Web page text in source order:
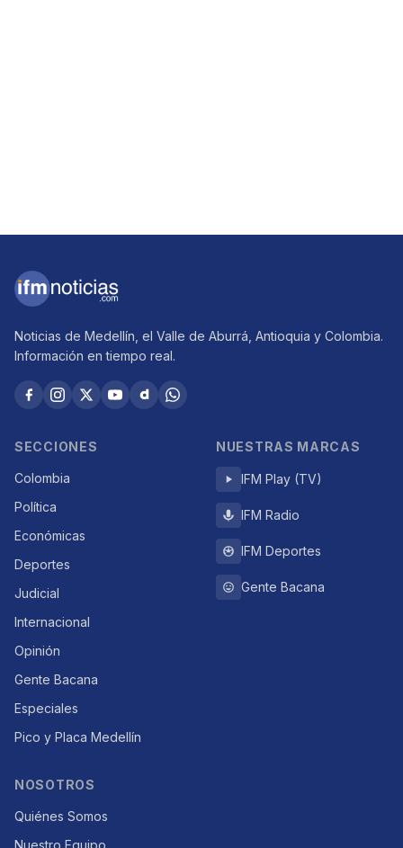
Noticias de Medellín, el Valle de Aburrá, Antioquia y Colombia.
Información en tiempo real.
SECCIONES
Colombia
Política
Económicas
Deportes
Judicial
Internacional
Opinión
Gente Bacana
Especiales
Pico y Placa Medellín
NUESTRAS MARCAS
IFM Play (TV)
IFM Radio
IFM Deportes
Gente Bacana
NOSOTROS
Quiénes Somos
Nuestro Equipo